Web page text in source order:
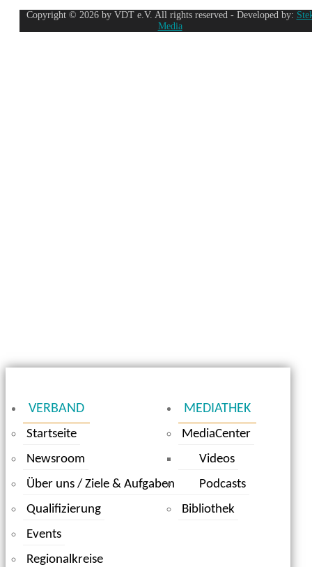
Copyright © 2026 by VDT e.V. All rights reserved - Developed by:
Media
VERBAND
Startseite
Newsroom
Über uns / Ziele & Aufgaben
Qualifizierung
Events
Regionalkreise
MEDIATHEK
MediaCenter
Videos
Podcasts
Bibliothek